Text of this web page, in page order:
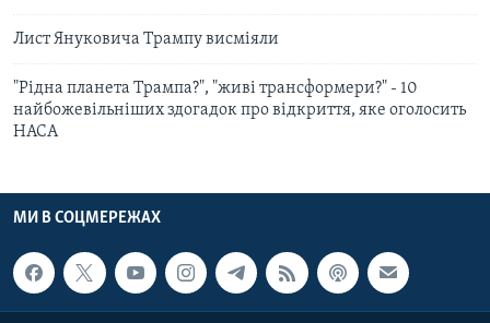
Лист Януковича Трампу висміяли
"Рідна планета Трампа?", "живі трансформери?" - 10
найбожевільніших здогадок про відкриття, яке оголосить
НАСА
МИ В СОЦМЕРЕЖАХ